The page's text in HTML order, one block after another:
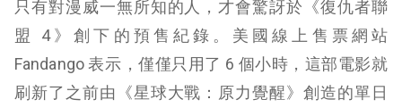
只有對漫威一無所知的人，才會驚訝於《復仇者聯
盟 4》創下的預售紀錄。美國線上售票網站
Fandango 表示，僅僅只用了 6 個小時，這部電影就
刷新了之前由《星球大戰：原力覺醒》創造的單日